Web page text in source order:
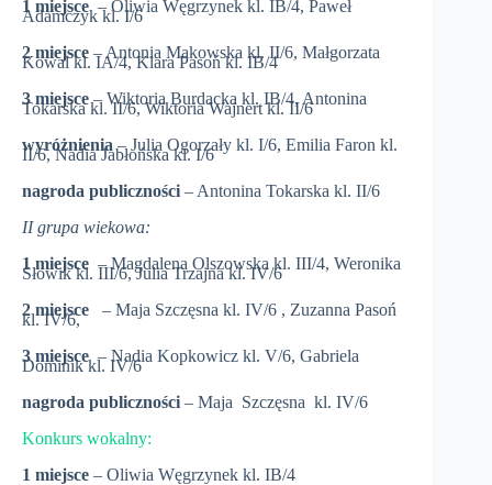
1 miejsce – Oliwia Węgrzynek kl. IB/4, Paweł
Adamczyk kl. I/6
2 miejsce – Antonia Makowska kl. II/6, Małgorzata
Kowal kl. IA/4, Klara Pasoń kl. IB/4
3 miejsce– Wiktoria Burdacka kl. IB/4, Antonina
Tokarska kl. II/6, Wiktoria Wajnert kl. II/6
wyróżnienia– Julia Ogorzały kl. I/6, Emilia Faron kl.
II/6, Nadia Jabłońska kl. I/6
nagroda publiczności – Antonina Tokarska kl. II/6
II grupa wiekowa:
1 miejsce – Magdalena Olszowska kl. III/4, Weronika
Słowik kl. III/6, Julia Trzajna kl. IV/6
2 miejsce
– Maja Szczęsna kl. IV/6 , Zuzanna Pasoń
kl. IV/6,
3 miejsce – Nadia Kopkowicz kl. V/6, Gabriela
Dominik kl. IV/6
nagroda publiczności – Maja Szczęsna kl. IV/6
Konkurs wokalny:
1 miejsce – Oliwia Węgrzynek kl. IB/4